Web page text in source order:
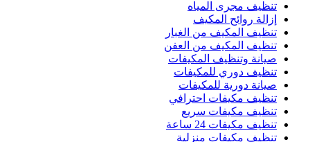
تنظيف مجرى المياه
إزالة روائح المكيف
تنظيف المكيف من الغبار
تنظيف المكيف من العفن
صيانة وتنظيف المكيفات
تنظيف دوري للمكيفات
صيانة دورية للمكيفات
تنظيف مكيفات احترافي
تنظيف مكيفات سريع
تنظيف مكيفات 24 ساعة
تنظيف مكيفات منزلية